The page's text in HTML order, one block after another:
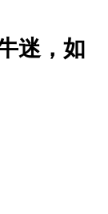
迷，如